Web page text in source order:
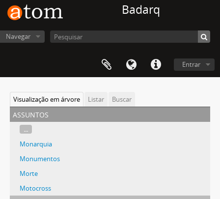
Badarq
Navegar
Entrar
Visualização em árvore Listar Buscar
assuntos
...
Monarquia
Monumentos
Morte
Motocross